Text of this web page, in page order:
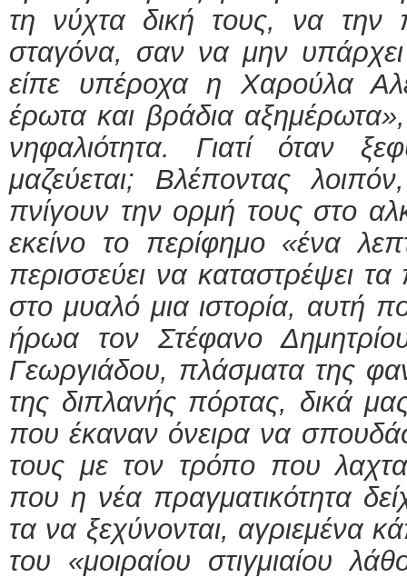
τη νύχτα δική τους, να την
σταγόνα, σαν να μην
είπε υπέροχα η Χαρούλα
έρωτα και βράδια
νηφαλιότητα. Γιατί όταν
μαζεύεται; Βλέποντας
πνίγουν την ορμή τους στο
εκείνο το περίφημο «ένα
περισσεύει να καταστρέψει
στο μυαλό μια ιστορία, αυτή
ήρωα τον Στέφανο
Γεωργιάδου, πλάσματα της
της διπλανής πόρτας, δικά
που έκαναν όνειρα να
τους με τον τρόπο που
που η νέα πραγματικότητα
τα να ξεχύνονται, αγριεμένα
του «μοιραίου στιγμιαίου